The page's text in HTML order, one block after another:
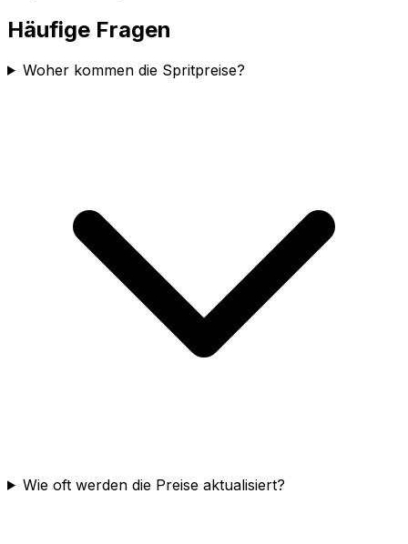
Häufige Fragen
Woher kommen die Spritpreise?
Wie oft werden die Preise aktualisiert?